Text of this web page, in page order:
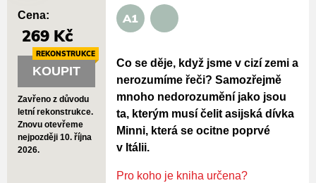
A1
Co se děje, když jsme v cizí zemi a
nerozumíme řeči? Samozřejmě
mnoho nedorozumění jako jsou
ta, kterým musí čelit asijská dívka
Minni, která se ocitne poprvé
v Itálii.
Pro koho je kniha určena?
Cena:
269 Kč
KOUPIT
REKONSTRUKCE
Zavřeno z důvodu
letní rekonstrukce.
Znovu otevřeme
nejpozději 10. října
2026.